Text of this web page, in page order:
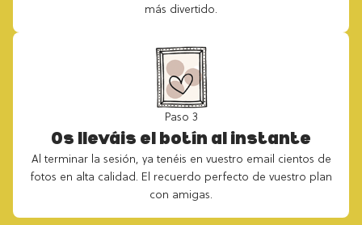
más divertido.
Paso 3
Os lleváis el botín al instante
Al terminar la sesión, ya tenéis en vuestro email cientos de
fotos en alta calidad. El recuerdo perfecto de vuestro plan
con amigas.